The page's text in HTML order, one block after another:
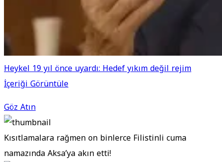
Heykel 19 yıl önce uyardı: Hedef yıkım değil rejim
İçeriği Görüntüle
Göz Atın
Kısıtlamalara rağmen on binlerce Filistinli cuma
namazında Aksa’ya akın etti!